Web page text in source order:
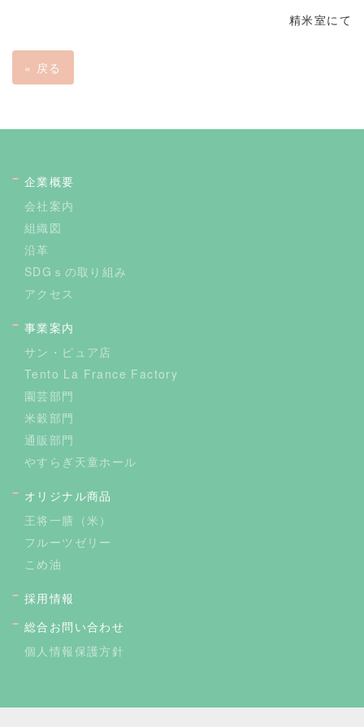
精米室にて
« 戻る
企業概要
会社案内
組織図
沿革
SDGｓの取り組み
アクセス
事業案内
サン・ピュア店
Tento La France Factory
園芸部門
米穀部門
通販部門
やすらぎ天童ホール
オリジナル商品
王将一膳（米）
フルーツゼリー
こめ油
採用情報
総合お問い合わせ
個人情報保護方針